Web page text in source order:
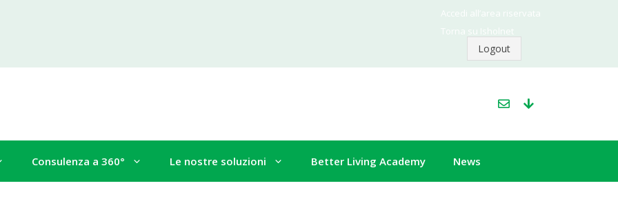
Accedi all’area riservata
Torna su Isholnet
Logout
Consulenza a 360° Le nostre soluzioni Better Living Academy News